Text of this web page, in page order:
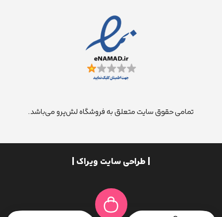
تمامی حقوق سایت متعلق به فروشگاه لش‌پرو می‌باشد.
| طراحی سایت ویراک |